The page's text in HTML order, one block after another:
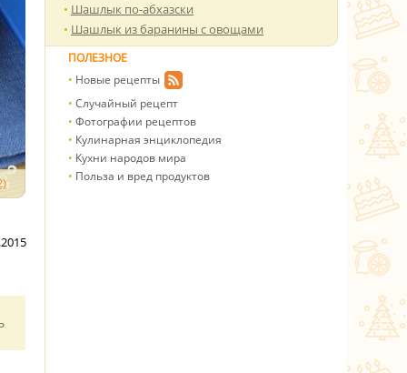
Шашлык по-абхазски
Шашлык из баранины с овощами
ПОЛЕЗНОЕ
Новые рецепты
Случайный рецепт
Фотографии рецептов
Кулинарная энциклопедия
Кухни народов мира
Польза и вред продуктов